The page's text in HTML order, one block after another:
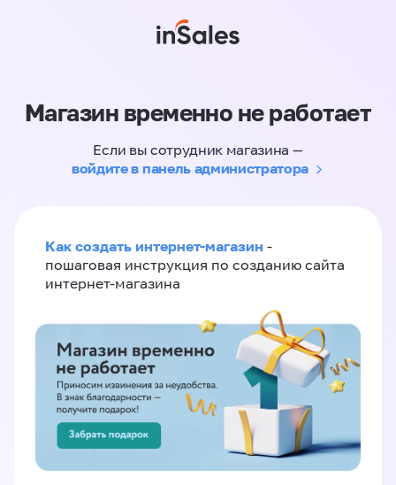
Магазин временно не работает
Если вы сотрудник магазина —
войдите в панель администратора
Как создать интернет-магазин -
пошаговая инструкция по созданию сайта
интернет-магазина